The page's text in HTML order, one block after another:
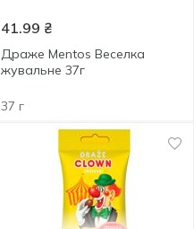
41.99 ₴
Драже Mentos Веселка
жувальне 37г
37 г